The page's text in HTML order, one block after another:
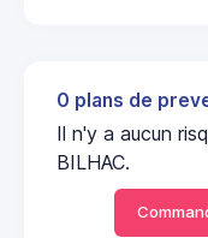
0 plans de
Il n'y a aucun
BILHAC.